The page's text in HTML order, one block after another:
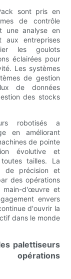
sont pris en
de contrôle
une analyse en
aux entreprises
les goulots
éclairées pour
Les systèmes
de gestion
de données
des stocks
robotisés a
en améliorant
de pointe
évolutive et
tailles. La
de précision et
des opérations
main-d'œuvre et
envers
d'ouvrir la
dans le monde
palettiseurs
opérations